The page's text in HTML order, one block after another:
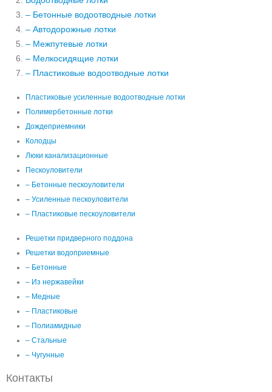
– Бетонные водоотводные лотки
– Автодорожные лотки
– Межпутевые лотки
– Мелкосидящие лотки
– Пластиковые водоотводные лотки
Пластиковые усиленные водоотводные лотки
Полимербетонные лотки
Дождеприемники
Колодцы
Люки канализационные
Пескоуловители
– Бетонные пескоуловители
– Усиленные пескоуловители
– Пластиковые пескоуловители
Решетки придверного поддона
Решетки водоприемные
– Бетонные
– Из нержавейки
– Медные
– Пластиковые
– Полиамидные
– Стальные
– Чугунные
Контакты